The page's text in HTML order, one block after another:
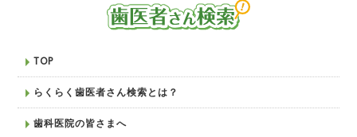
TOP
らくらく歯医者さん検索とは？
歯科医院の皆さまへ